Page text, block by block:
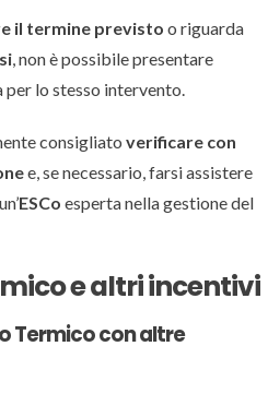
il termine previsto o riguarda
, non è possibile presentare
per lo stesso intervento.
consigliato verificare con
e, se necessario, farsi assistere
ESCo esperta nella gestione del
e altri incentivi
Termico con altre